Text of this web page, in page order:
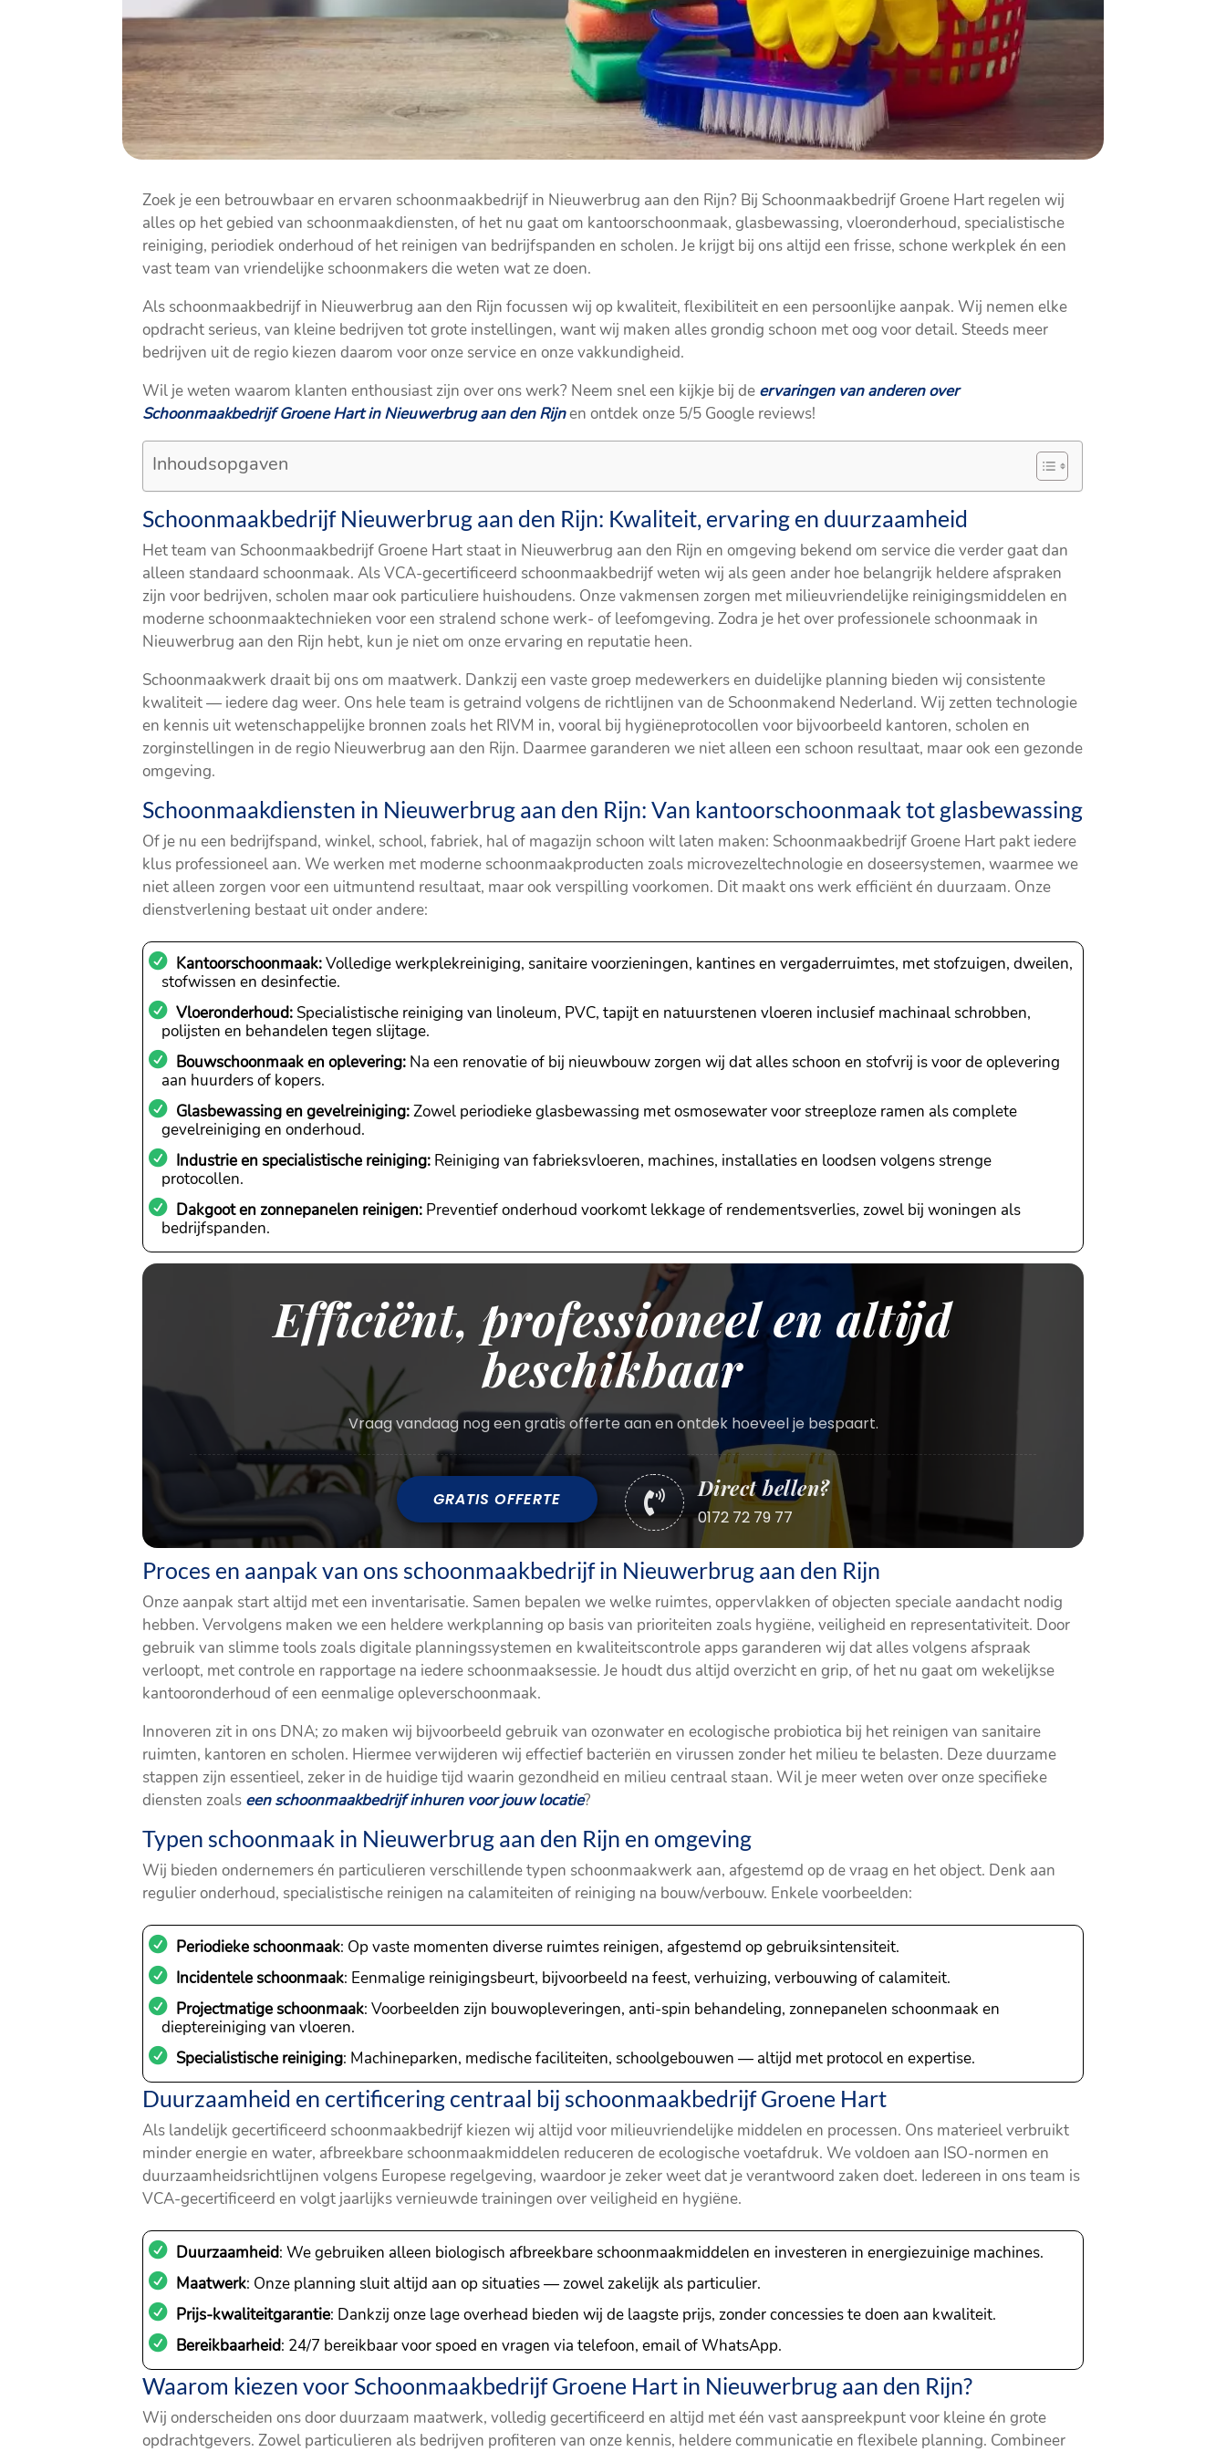
Zoek je een betrouwbaar en ervaren schoonmaakbedrijf in Nieuwerbrug aan den Rijn? Bij Schoonmaakbedrijf Groene Hart regelen wij
alles op het gebied van schoonmaakdiensten, of het nu gaat om kantoorschoonmaak, glasbewassing, vloeronderhoud, specialistische
reiniging, periodiek onderhoud of het reinigen van bedrijfspanden en scholen. Je krijgt bij ons altijd een frisse, schone werkplek én een
vast team van vriendelijke schoonmakers die weten wat ze doen.
Als schoonmaakbedrijf in Nieuwerbrug aan den Rijn focussen wij op kwaliteit, flexibiliteit en een persoonlijke aanpak. Wij nemen elke
opdracht serieus, van kleine bedrijven tot grote instellingen, want wij maken alles grondig schoon met oog voor detail. Steeds meer
bedrijven uit de regio kiezen daarom voor onze service en onze vakkundigheid.
Wil je weten waarom klanten enthousiast zijn over ons werk? Neem snel een kijkje bij de ervaringen van anderen over
Schoonmaakbedrijf Groene Hart in Nieuwerbrug aan den Rijnen ontdek onze 5/5 Google reviews!
Inhoudsopgaven
Schoonmaakbedrijf Nieuwerbrug aan den Rijn: Kwaliteit, ervaring en duurzaamheid
Het team van Schoonmaakbedrijf Groene Hart staat in Nieuwerbrug aan den Rijn en omgeving bekend om service die verder gaat dan
alleen standaard schoonmaak. Als VCA-gecertificeerd schoonmaakbedrijf weten wij als geen ander hoe belangrijk heldere afspraken
zijn voor bedrijven, scholen maar ook particuliere huishoudens. Onze vakmensen zorgen met milieuvriendelijke reinigingsmiddelen en
moderne schoonmaaktechnieken voor een stralend schone werk- of leefomgeving. Zodra je het over professionele schoonmaak in
Nieuwerbrug aan den Rijn hebt, kun je niet om onze ervaring en reputatie heen.
Schoonmaakwerk draait bij ons om maatwerk. Dankzij een vaste groep medewerkers en duidelijke planning bieden wij consistente
kwaliteit — iedere dag weer. Ons hele team is getraind volgens de richtlijnen van de Schoonmakend Nederland. Wij zetten technologie
en kennis uit wetenschappelijke bronnen zoals het RIVM in, vooral bij hygiëneprotocollen voor bijvoorbeeld kantoren, scholen en
zorginstellingen in de regio Nieuwerbrug aan den Rijn. Daarmee garanderen we niet alleen een schoon resultaat, maar ook een gezonde
omgeving.
Schoonmaakdiensten in Nieuwerbrug aan den Rijn: Van kantoorschoonmaak tot glasbewassing
Of je nu een bedrijfspand, winkel, school, fabriek, hal of magazijn schoon wilt laten maken: Schoonmaakbedrijf Groene Hart pakt iedere
klus professioneel aan. We werken met moderne schoonmaakproducten zoals microvezeltechnologie en doseersystemen, waarmee we
niet alleen zorgen voor een uitmuntend resultaat, maar ook verspilling voorkomen. Dit maakt ons werk efficiënt én duurzaam. Onze
dienstverlening bestaat uit onder andere:
Kantoorschoonmaak:Volledige werkplekreiniging, sanitaire voorzieningen, kantines en vergaderruimtes, met stofzuigen, dweilen,
stofwissen en desinfectie.
Vloeronderhoud: Specialistische reiniging van linoleum, PVC, tapijt en natuurstenen vloeren inclusief machinaal schrobben,
polijsten en behandelen tegen slijtage.
Bouwschoonmaak en oplevering: Na een renovatie of bij nieuwbouw zorgen wij dat alles schoon en stofvrij is voor de oplevering
aan huurders of kopers.
Glasbewassing en gevelreiniging:Zowel periodieke glasbewassing met osmosewater voor streeploze ramen als complete
gevelreiniging en onderhoud.
Industrie en specialistische reiniging: Reiniging van fabrieksvloeren, machines, installaties en loodsen volgens strenge
protocollen.
Dakgoot en zonnepanelen reinigen: Preventief onderhoud voorkomt lekkage of rendementsverlies, zowel bij woningen als
bedrijfspanden.
Efficiënt, professioneel en altijd
beschikbaar
Vraag vandaag nog een gratis offerte aan en ontdek hoeveel je bespaart.
GRATIS OFFERTE 
Direct bellen?
0172 72 79 77
Proces en aanpak van ons schoonmaakbedrijf in Nieuwerbrug aan den Rijn
Onze aanpak start altijd met een inventarisatie. Samen bepalen we welke ruimtes, oppervlakken of objecten speciale aandacht nodig
hebben. Vervolgens maken we een heldere werkplanning op basis van prioriteiten zoals hygiëne, veiligheid en representativiteit. Door
gebruik van slimme tools zoals digitale planningssystemen en kwaliteitscontrole apps garanderen wij dat alles volgens afspraak
verloopt, met controle en rapportage na iedere schoonmaaksessie. Je houdt dus altijd overzicht en grip, of het nu gaat om wekelijkse
kantooronderhoud of een eenmalige opleverschoonmaak.
Innoveren zit in ons DNA; zo maken wij bijvoorbeeld gebruik van ozonwater en ecologische probiotica bij het reinigen van sanitaire
ruimten, kantoren en scholen. Hiermee verwijderen wij effectief bacteriën en virussen zonder het milieu te belasten. Deze duurzame
stappen zijn essentieel, zeker in de huidige tijd waarin gezondheid en milieu centraal staan. Wil je meer weten over onze specifieke
diensten zoals een schoonmaakbedrijf inhuren voor jouw locatie?
Typen schoonmaak in Nieuwerbrug aan den Rijn en omgeving
Wij bieden ondernemers én particulieren verschillende typen schoonmaakwerk aan, afgestemd op de vraag en het object. Denk aan
regulier onderhoud, specialistische reinigen na calamiteiten of reiniging na bouw/verbouw. Enkele voorbeelden:
Periodieke schoonmaak: Op vaste momenten diverse ruimtes reinigen, afgestemd op gebruiksintensiteit.
Incidentele schoonmaak: Eenmalige reinigingsbeurt, bijvoorbeeld na feest, verhuizing, verbouwing of calamiteit.
Projectmatige schoonmaak: Voorbeelden zijn bouwopleveringen, anti-spin behandeling, zonnepanelen schoonmaak en
dieptereiniging van vloeren.
Specialistische reiniging: Machineparken, medische faciliteiten, schoolgebouwen — altijd met protocol en expertise.
Duurzaamheid en certificering centraal bij schoonmaakbedrijf Groene Hart
Als landelijk gecertificeerd schoonmaakbedrijf kiezen wij altijd voor milieuvriendelijke middelen en processen. Ons materieel verbruikt
minder energie en water, afbreekbare schoonmaakmiddelen reduceren de ecologische voetafdruk. We voldoen aan ISO-normen en
duurzaamheidsrichtlijnen volgens Europese regelgeving, waardoor je zeker weet dat je verantwoord zaken doet. Iedereen in ons team is
VCA-gecertificeerd en volgt jaarlijks vernieuwde trainingen over veiligheid en hygiëne.
Duurzaamheid: We gebruiken alleen biologisch afbreekbare schoonmaakmiddelen en investeren in energiezuinige machines.
Maatwerk: Onze planning sluit altijd aan op situaties — zowel zakelijk als particulier.
Prijs-kwaliteitgarantie: Dankzij onze lage overhead bieden wij de laagste prijs, zonder concessies te doen aan kwaliteit.
Bereikbaarheid: 24/7 bereikbaar voor spoed en vragen via telefoon, email of WhatsApp.
Waarom kiezen voor Schoonmaakbedrijf Groene Hart in Nieuwerbrug aan den Rijn?
Wij onderscheiden ons door duurzaam maatwerk, volledig gecertificeerd en altijd met één vast aanspreekpunt voor kleine én grote
opdrachtgevers. Zowel particulieren als bedrijven profiteren van onze kennis, heldere communicatie en flexibele planning. Combineer